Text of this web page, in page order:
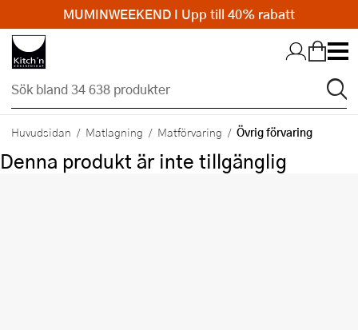
Hopp till huvudinnehållet
Huvudsidan Matlagning Matförvaring Övrig förvaring
Denna produkt är inte tillgänglig
MUMINWEEKEND I Upp till 40% rabatt